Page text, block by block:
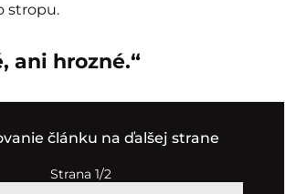
stropu.
ani hrozné.“
článku na ďalšej strane
Strana 1/2